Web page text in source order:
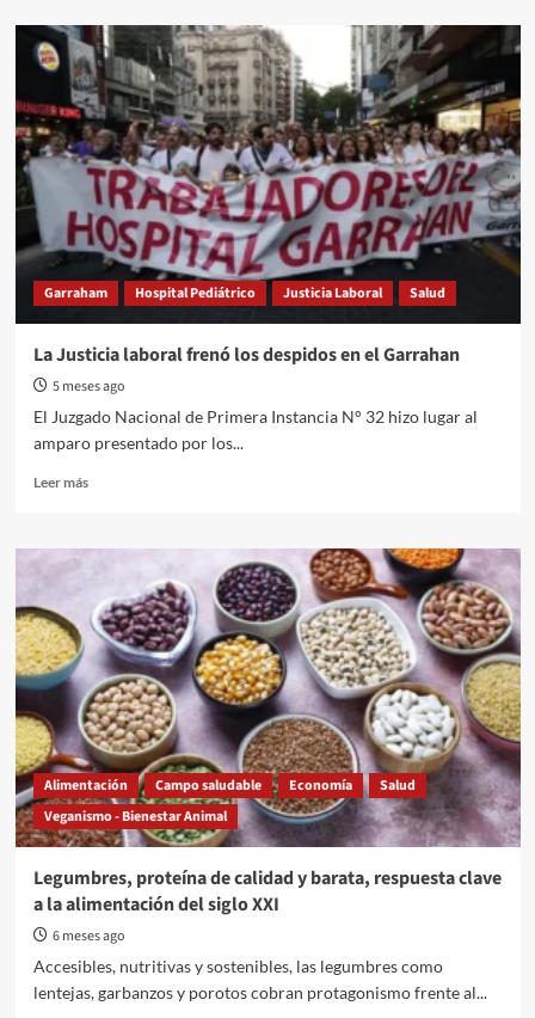
El
ajuste
de
Caputo
deja
al
PAMI
en
crisis
Garraham Hospital Pediátrico Justicia Laboral Salud
La Justicia laboral frenó los despidos en el Garrahan
5 meses ago
El Juzgado Nacional de Primera Instancia N° 32 hizo lugar al
amparo presentado por los...
Leer másRead
La
frenó
los
despidos
en
el
Garrahan
Alimentación Campo saludable Economía
Salud
Veganismo - Bienestar Animal
Legumbres, proteína de calidad y barata, respuesta clave
a la alimentación del siglo XXI
6 meses ago
Accesibles, nutritivas y sostenibles, las legumbres como
lentejas, garbanzos y porotos cobran protagonismo frente al...